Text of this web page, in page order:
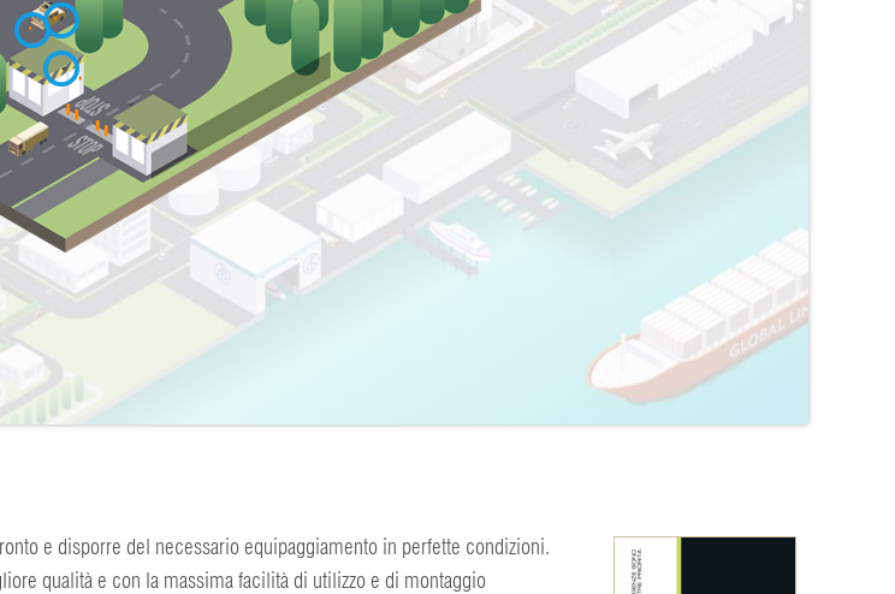
e disporre del necessario equipaggiamento in perfette condizioni.
qualità e con la massima facilità di utilizzo e di montaggio